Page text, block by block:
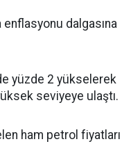
enflasyonu dalgasına
yüzde 2 yükselerek
seviyeye ulaştı.
ham petrol fiyatları